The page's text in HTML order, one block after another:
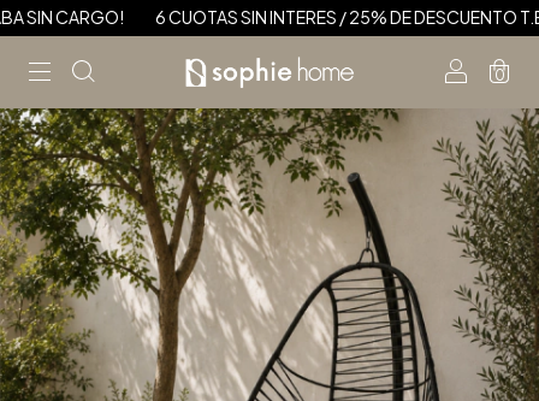
CARGO! 6 CUOTAS SIN INTERES / 25% DE DESCUENTO
0